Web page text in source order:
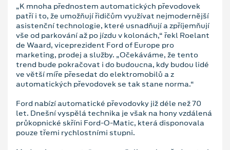
„K mnoha přednostem automatických převodovek
patří i to, že umožňují řidičům využívat nejmodernější
asistenční technologie, které usnadňují a zpříjemňují
vše od parkování až po jízdu v kolonách,“ řekl Roelant
de Waard, viceprezident Ford of Europe pro
marketing, prodej a služby. „Očekáváme, že tento
trend bude pokračovat i do budoucna, kdy budou lidé
ve větší míře přesedat do elektromobilů a z
automatických převodovek se tak stane norma.“
Ford nabízí automatické převodovky již déle než 70
let. Dnešní vyspělá technika je však na hony vzdálená
průkopnické skříni Ford-O-Matic, která disponovala
pouze třemi rychlostními stupni.